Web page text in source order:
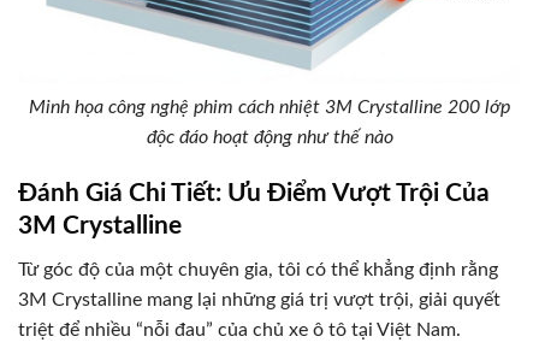
Minh họa công nghệ phim cách nhiệt 3M Crystalline 200 lớp
độc đáo hoạt động như thế nào
Đánh Giá Chi Tiết: Ưu Điểm Vượt Trội Của
3M Crystalline
Từ góc độ của một chuyên gia, tôi có thể khẳng định rằng
3M Crystalline mang lại những giá trị vượt trội, giải quyết
triệt để nhiều “nỗi đau” của chủ xe ô tô tại Việt Nam.